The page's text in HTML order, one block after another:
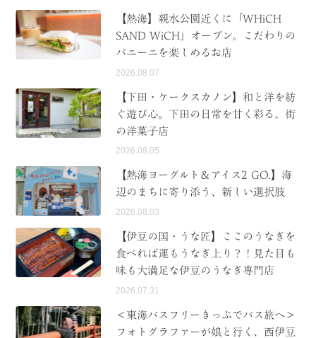
【熱海】親水公園近くに「WHiCH
SAND WiCH」オープン。こだわりの
パニーニを楽しめるお店
2026.08.07
【下田・ケークスカノン】和と洋を紡
ぐ遊び心。下田の日常を甘く彩る、街
の洋菓子店
2026.08.05
【熱海ヨーグルト＆アイス2 GO.】海
辺のまちに寄り添う、新しい選択肢
2026.08.03
【伊豆の国・うな匠】ここのうなぎを
食べれば運もうなぎ上り？！見た目も
味も大満足な伊豆のうなぎ専門店
2026.07.31
＜東海バスフリーきっぷでバス旅へ＞
フォトグラファーが娘と行く、西伊豆